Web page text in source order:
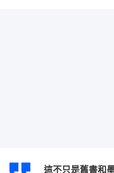
這不只是舊書和